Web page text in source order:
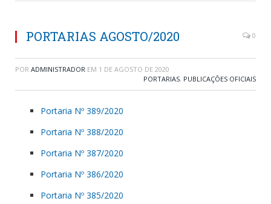
PORTARIAS AGOSTO/2020 0
POR ADMINISTRADOR EM 1 DE AGOSTO DE 2020
PORTARIAS, PUBLICAÇÕES OFICIAIS
Portaria Nº 389/2020
Portaria Nº 388/2020
Portaria Nº 387/2020
Portaria Nº 386/2020
Portaria Nº 385/2020